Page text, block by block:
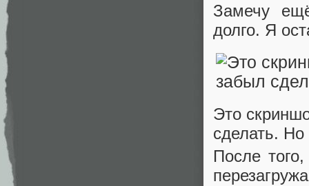
Замечу
долго. Я
Это
сделать.
После